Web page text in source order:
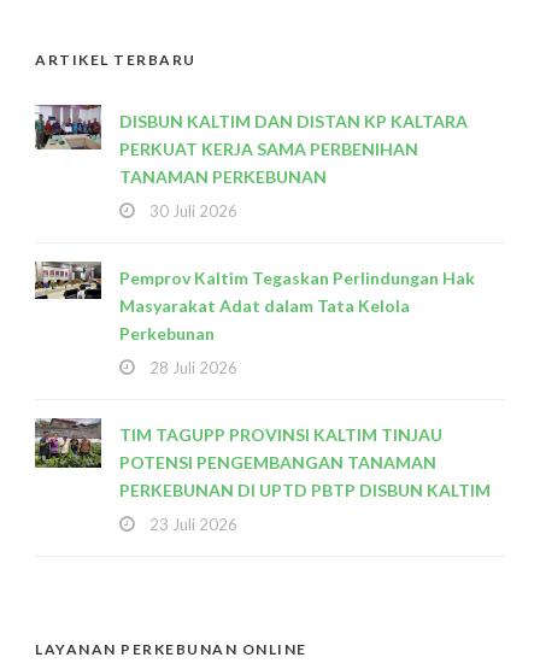
ARTIKEL TERBARU
DISBUN KALTIM DAN DISTAN KP KALTARA
PERKUAT KERJA SAMA PERBENIHAN
TANAMAN PERKEBUNAN
30 Juli 2026
Pemprov Kaltim Tegaskan Perlindungan Hak
Masyarakat Adat dalam Tata Kelola
Perkebunan
28 Juli 2026
TIM TAGUPP PROVINSI KALTIM TINJAU
POTENSI PENGEMBANGAN TANAMAN
PERKEBUNAN DI UPTD PBTP DISBUN KALTIM
23 Juli 2026
LAYANAN PERKEBUNAN ONLINE